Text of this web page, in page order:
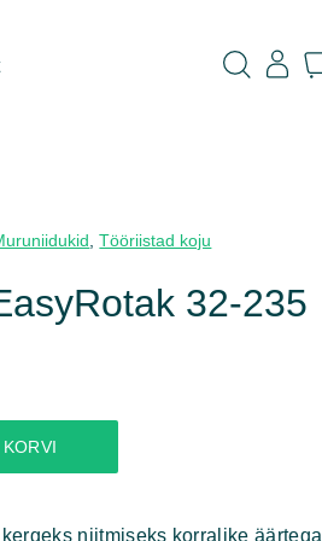
,Tööriistad koju
32-235
niitmiseks korralike äärtega